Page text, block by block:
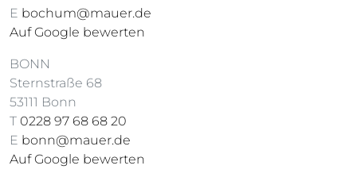
E bochum@mauer.de
Auf Google bewerten
BONN
Sternstraße 68
53111 Bonn
T 0228 97 68 68 20
E bonn@mauer.de
Auf Google bewerten